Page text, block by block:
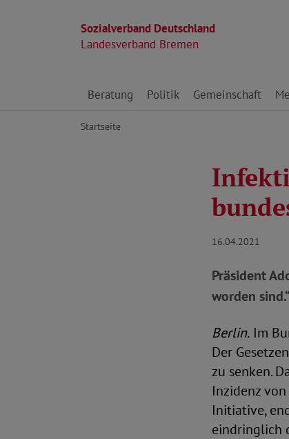
Sozialverband Deutschland
Landesverband Bremen
Direkt zu den Inhalten springen
Beratung Politik Gemeinschaft
Startseite
16.04.2021
Präsident
worden sind.“
Berlin. Im
Der
zu senken.
Inzidenz
Initiative,
eindringlich